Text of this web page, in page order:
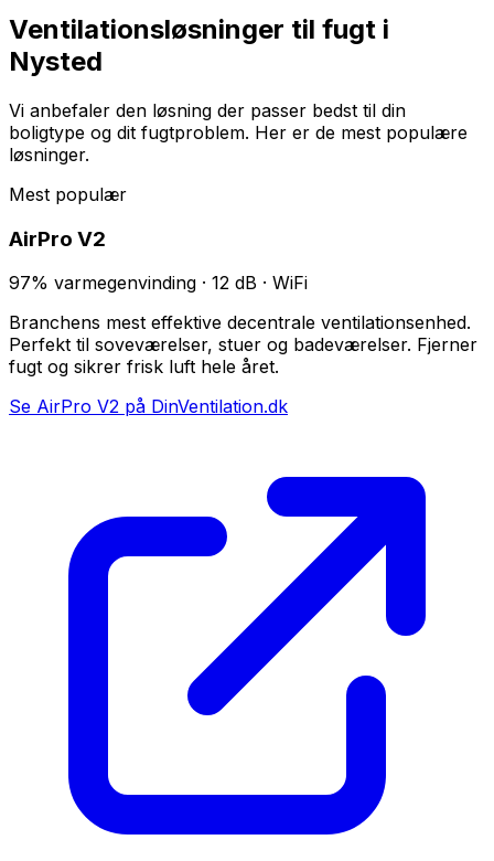
Ventilationsløsninger til fugt i
Nysted
Vi anbefaler den løsning der passer bedst til din
boligtype og dit fugtproblem. Her er de mest populære
løsninger.
Mest populær
AirPro V2
97% varmegenvinding · 12 dB · WiFi
Branchens mest effektive decentrale ventilationsenhed.
Perfekt til soveværelser, stuer og badeværelser. Fjerner
fugt og sikrer frisk luft hele året.
Se AirPro V2 på DinVentilation.dk